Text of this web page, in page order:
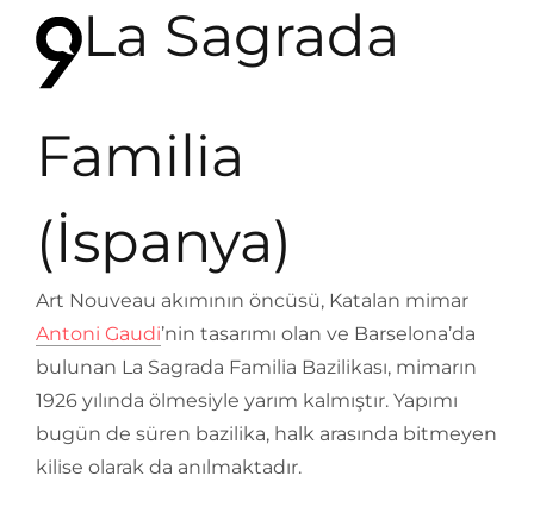
La Sagrada
Familia
(İspanya)
Art Nouveau akımının öncüsü, Katalan mimar
Antoni Gaudi’nin tasarımı olan ve Barselona’da
bulunan La Sagrada Familia Bazilikası, mimarın
1926 yılında ölmesiyle yarım kalmıştır. Yapımı
bugün de süren bazilika, halk arasında bitmeyen
kilise olarak da anılmaktadır.